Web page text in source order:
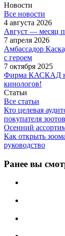
Новости
Все новости
4 августа 2026
Август — месяц
7 апреля 2026
Амбассадор
с героем
7 октября 2025
Фирма КАСКАД
кинологов!
Статьи
Все статьи
Кто целевая
покупателя
Осенний
Как открыть
руководство
Ранее вы